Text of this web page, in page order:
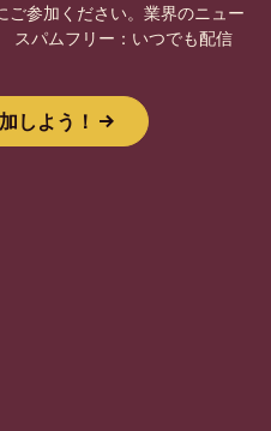
参加ください。業界のニュー
スパムフリー：いつでも配信
しよう！